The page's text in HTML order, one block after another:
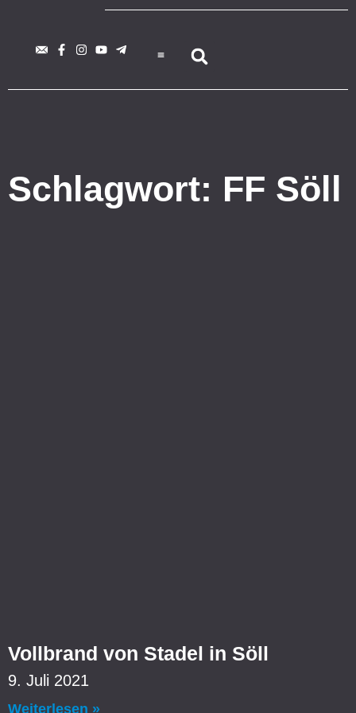
Schlagwort: FF Söll